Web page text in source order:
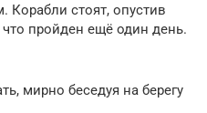
Корабли стоят, опустив
что пройден ещё один день.
мирно беседуя на берегу